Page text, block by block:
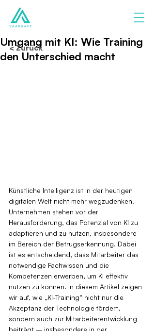
Umgang mit KI: Wie Training
den Unterschied macht
Künstliche Intelligenz ist in der heutigen
digitalen Welt nicht mehr wegzudenken.
Unternehmen stehen vor der
Herausforderung, das Potenzial von KI zu
adaptieren und zu nutzen, insbesondere
im Bereich der Betrugserkennung. Dabei
ist es entscheidend, dass Mitarbeiter das
notwendige Fachwissen und die
Kompetenzen erwerben, um KI effektiv
nutzen zu können. In diesem Artikel zeigen
wir auf, wie „KI-Training“ nicht nur die
Akzeptanz der Technologie fördert,
sondern auch zur Mitarbeiterentwicklung
< Zurück